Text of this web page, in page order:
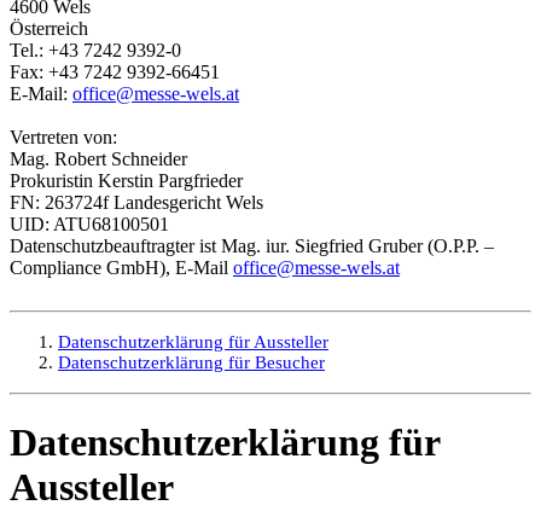
4600 Wels
Österreich
Tel.: +43 7242 9392-0
Fax: +43 7242 9392-66451
E-Mail: office@messe-wels.at
Vertreten von:
Mag. Robert Schneider
Prokuristin Kerstin Pargfrieder
FN: 263724f Landesgericht Wels
UID: ATU68100501
Datenschutzbeauftragter ist Mag. iur. Siegfried Gruber (O.P.P. –
Compliance GmbH), E-Mail office@messe-wels.at
Datenschutzerklärung für Aussteller
Datenschutzerklärung für Besucher
Datenschutzerklärung für
Aussteller